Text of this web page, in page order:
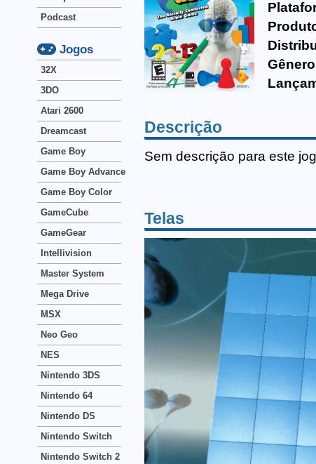
Descrição
Sem descrição para este
Telas
Podcast
Jogos
32X
3DO
Atari 2600
Dreamcast
Game Boy
Game Boy Advance
Game Boy Color
GameCube
GameGear
Intellivision
Master System
Mega Drive
MSX
Neo Geo
NES
Nintendo 3DS
Nintendo 64
Nintendo DS
Nintendo Switch
Nintendo Switch 2